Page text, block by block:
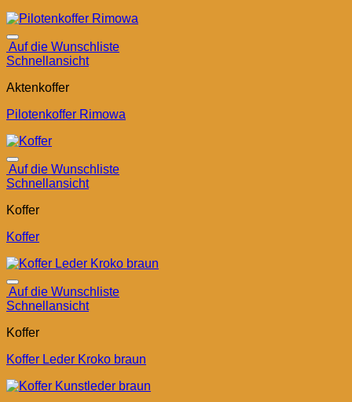
Auf die Wunschliste
Schnellansicht
Aktenkoffer
Pilotenkoffer Rimowa
Auf die Wunschliste
Schnellansicht
Koffer
Koffer
Auf die Wunschliste
Schnellansicht
Koffer
Koffer Leder Kroko braun